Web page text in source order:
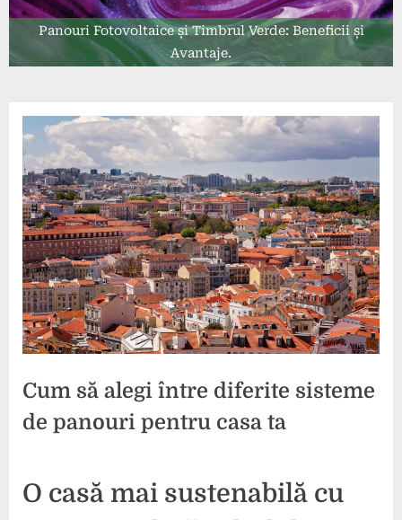
Panouri Fotovoltaice și Timbrul Verde: Beneficii și
Avantaje.
Cum să alegi între diferite sisteme
de panouri pentru casa ta
on
noiembrie
O casă mai sustenabilă cu